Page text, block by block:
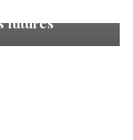
futures